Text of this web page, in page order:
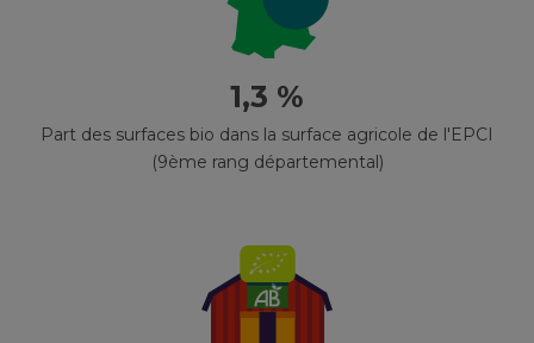
1,3 %
Part des surfaces bio dans la surface agricole de l'EPCI
(9ème rang départemental)